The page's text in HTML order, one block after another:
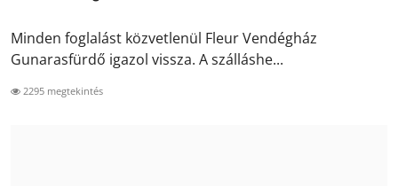
Minden foglalást közvetlenül Fleur Vendégház
Gunarasfürdő igazol vissza. A szálláshe...
2295 megtekintés